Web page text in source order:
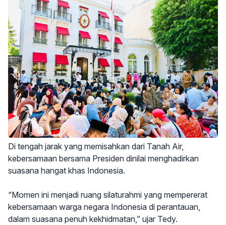
Di tengah jarak yang memisahkan dari Tanah Air,
kebersamaan bersama Presiden dinilai menghadirkan
suasana hangat khas Indonesia.
“Momen ini menjadi ruang silaturahmi yang mempererat
kebersamaan warga negara Indonesia di perantauan,
dalam suasana penuh kekhidmatan,” ujar Tedy.